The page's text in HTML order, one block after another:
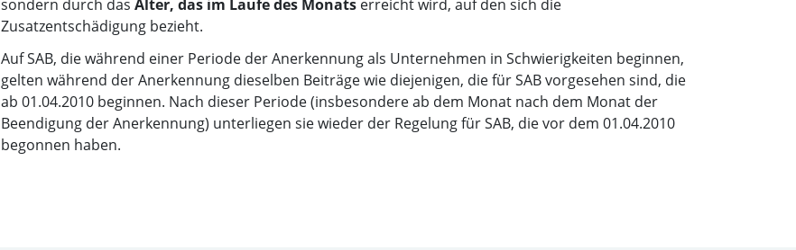
sondern durch das Alter, das im Laufe des Monatserreicht wird, auf den sich die
Zusatzentschädigung bezieht.
Auf SAB, die während einer Periode der Anerkennung als Unternehmen in Schwierigkeiten beginnen,
gelten während der Anerkennung dieselben Beiträge wie diejenigen, die für SAB vorgesehen sind, die
ab 01.04.2010 beginnen. Nach dieser Periode (insbesondere ab dem Monat nach dem Monat der
Beendigung der Anerkennung) unterliegen sie wieder der Regelung für SAB, die vor dem 01.04.2010
begonnen haben.